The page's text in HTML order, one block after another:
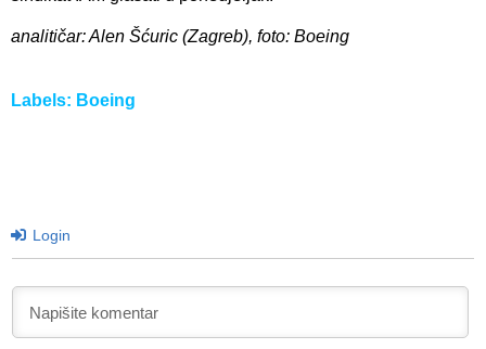
analitičar: Alen Šćuric (Zagreb), foto: Boeing
Labels: Boeing
Login